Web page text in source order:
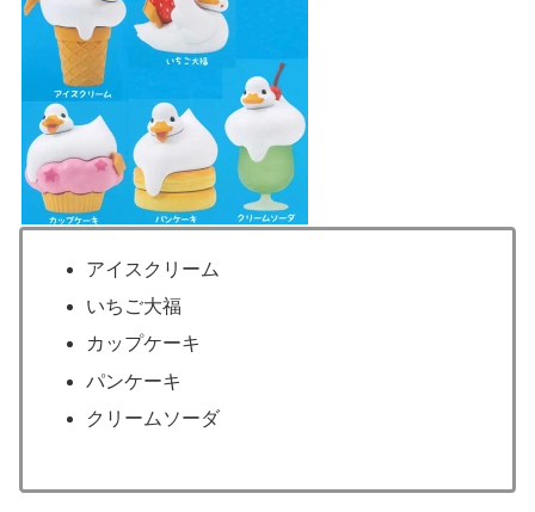
アイスクリーム
いちご大福
カップケーキ
パンケーキ
クリームソーダ